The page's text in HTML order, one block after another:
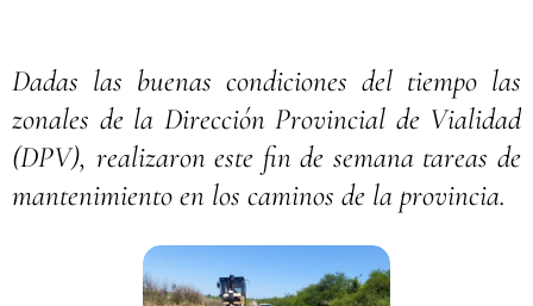
Dadas las buenas condiciones del tiempo las
zonales de la Dirección Provincial de Vialidad
(DPV), realizaron este fin de semana tareas de
mantenimiento en los caminos de la provincia.